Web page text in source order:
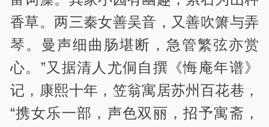
香草。两三秦女善吴音，又善吹箫与弄
琴。曼声细曲肠堪断，急管繁弦亦赏
心。”又据清人尤侗自撰《悔庵年谱》
记，康熙十年，笠翁寓居苏州百花巷，
“携女乐一部，声色双丽，招予寓斋，